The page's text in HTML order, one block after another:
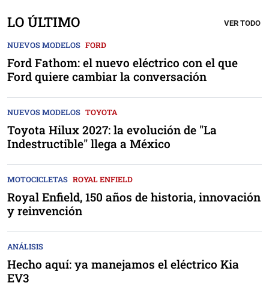
LO ÚLTIMO VER TODO
NUEVOS MODELOS FORD
Ford Fathom: el nuevo eléctrico con el que
Ford quiere cambiar la conversación
NUEVOS MODELOS TOYOTA
Toyota Hilux 2027: la evolución de "La
Indestructible" llega a México
MOTOCICLETAS ROYAL ENFIELD
Royal Enfield, 150 años de historia, innovación
y reinvención
ANÁLISIS
Hecho aquí: ya manejamos el eléctrico Kia
EV3